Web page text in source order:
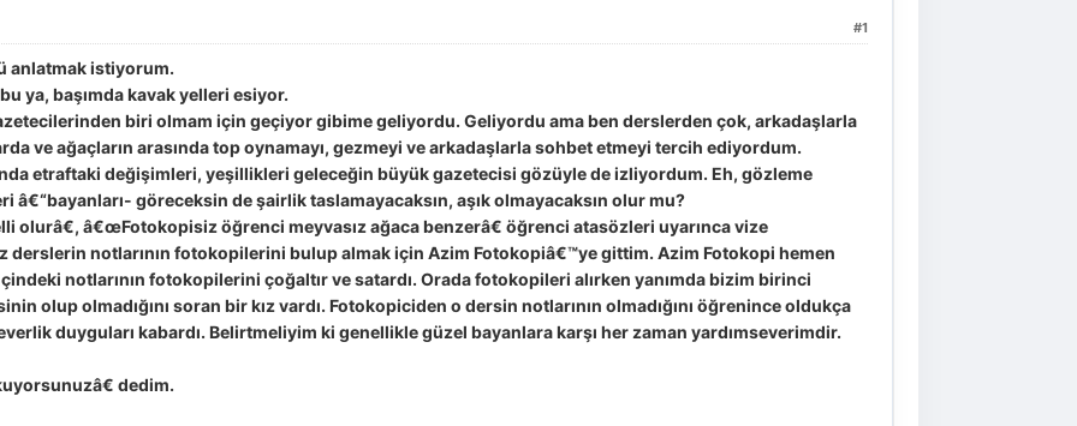
#1
anlatmak istiyorum.
ya, başımda kavak yelleri esiyor.
biri olmam için geçiyor gibime geliyordu. Geliyordu ama ben derslerden çok, arkadaşlarla
ve ağaçların arasında top oynamayı, gezmeyi ve arkadaşlarla sohbet etmeyi tercih ediyordum.
etraftaki değişimleri, yeşillikleri geleceğin büyük gazetecisi gözüyle de izliyordum. Eh, gözleme
göreceksin de şairlik taslamayacaksın, aşık olmayacaksın olur mu?
â€œFotokopisiz öğrenci meyvasız ağaca benzerâ€ öğrenci atasözleri uyarınca vize
notlarının fotokopilerini bulup almak için Azim Fotokopiâ€™ye gittim. Azim Fotokopi hemen
notlarının fotokopilerini çoğaltır ve satardı. Orada fotokopileri alırken yanımda bizim birinci
olup olmadığını soran bir kız vardı. Fotokopiciden o dersin notlarının olmadığını öğrenince oldukça
duyguları kabardı. Belirtmeliyim ki genellikle güzel bayanlara karşı her zaman yardımseverimdir.
dedim.